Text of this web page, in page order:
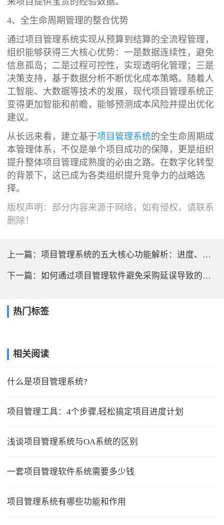
4、全生命周期管理的整合优势
通过项目管理系统实现从预算到结算的全流程管理，
组织能够获得三大核心优势：一是数据连续性，避免
信息孤岛；二是过程可控性，实现透明化管理；三是
决策支持，基于数据分析不断优化成本策略。随着人
工智能、大数据等技术的发展，现代项目管理系统正
变得更加智能和前瞻，能够预测成本风险并提出优化
建议。
从长远来看，建立基于项目管理系统的全生命周期成
本管理体系，不仅是单个项目成功的保障，更是组织
提升整体项目管理成熟度的必由之路。在数字化转型
的背景下，这已成为各类组织提升竞争力的战略选
择。
版权声明：部分内容来源于网络，如有侵权，请联系
删除！
上一篇：项目管理系统的五大核心功能解析：进度、成本、采购、资料与协作
下一篇：如何通过项目管理软件避免采购延误导致的进度风险？
热门标签
相关阅读
什么是项目管理系统?
项目管理工具：4个步骤,轻松搞定项目进度计划
浅谈项目管理系统与OA系统的区别
一套项目管理软件系统需要多少钱
项目管理系统有哪些功能和作用